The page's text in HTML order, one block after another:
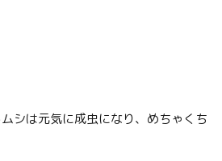
シは元気に成虫になり、めちゃくち